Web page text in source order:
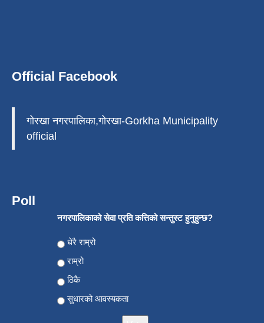
Official Facebook
गोरखा नगरपालिका,गोरखा-Gorkha Municipality
official
Poll
नगरपालिकाको सेवा प्रति कत्तिको सन्तुस्ट हुनुहुन्छ?
Choices
धेरै राम्रो
राम्रो
ठिकै
सुधारको आवस्यकता